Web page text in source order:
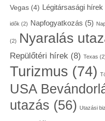
Vegas (4) Légitársasági hírek
idők (2) Napfogyatkozás (5)
(2) Nyaralás
Repülőtéri hírek (8) Texas
Turizmus (74)
USA
utazás (56) Utazási